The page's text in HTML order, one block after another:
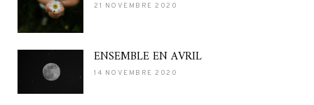
21 NOVEMBRE 2020
ENSEMBLE EN AVRIL
14 NOVEMBRE 2020